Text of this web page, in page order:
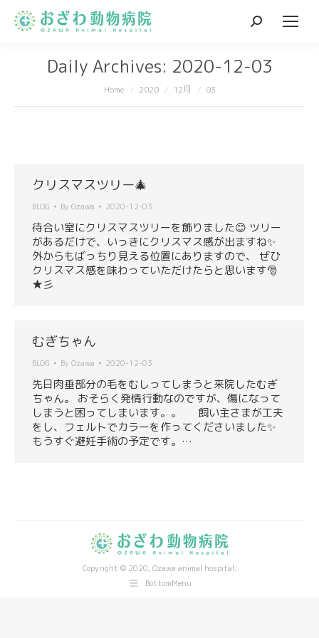
Search:
Daily Archives: 2020-12-03
You are here:
Home 2020 12月 03
クリスマスツリー🎄
BLOG By Ozawa 2020-12-03
待合い室にクリスマスツリーを飾りました😊 ツリー
があるだけで、いっきにクリスマス感が出ますね✨
外からもばっちり見える位置にありますので、 ぜひ
クリスマス感を味わっていただけたらと思います🎅
★彡
むぎちゃん
BLOG By Ozawa 2020-12-03
先日肉垂部分の毛をむしってしまうと来院したむぎ
ちゃん。 おそらく発情行動なのですが、傷になって
しまうと困ってしまいます。。 飼い主さまが工夫
をし、フェルトでカラーを作ってくださいました✨
もうすぐ避妊手術の予定です。…
Copyright © 2020, Ozawa animal hospital.
BottomMenu